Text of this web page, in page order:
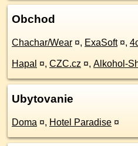
Obchod
Chachar/Wear ¤, ExaSoft ¤,
Hapal ¤, CZC.cz ¤, Alkohol-
Ubytovanie
Doma ¤, Hotel Paradise ¤